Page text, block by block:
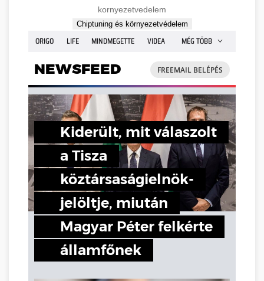
kornyezetvedelem
Chiptuning és környezetvédelem